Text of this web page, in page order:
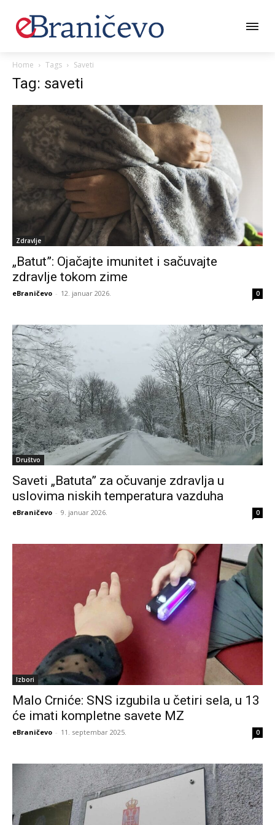
Home Tags Saveti
Tag: saveti
Zdravlje
„Batut”: Ојаčајtе imunitеt i sаčuvајtе
zdrаvljе tоkоm zimе
eBraničevo - 12. januar 2026. 0
Društvo
Saveti „Batuta” za očuvanje zdravlja u
uslovima niskih temperatura vazduha
eBraničevo - 9. januar 2026. 0
Izbori
Malo Crniće: SNS izgubila u četiri sela, u 13
će imati kompletne savete MZ
eBraničevo - 11. septembar 2025. 0